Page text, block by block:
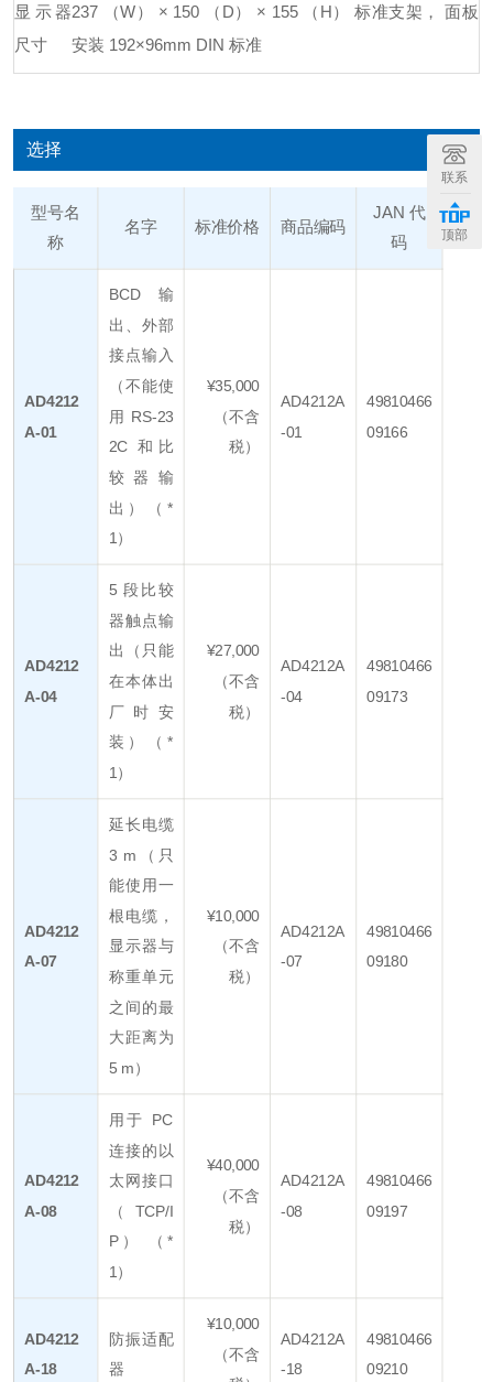
显示器
尺寸
237 （W） × 150 （D） × 155 （H） 标准支架， 面板
安装 192×96mm DIN 标准
选择
型号名
称
名字 标准价格 商品编码
JAN 代
码
AD4212
A-01
BCD 输
出、外部
接点输入
（不能使
用 RS-23
2C 和比
较器输
出）（*
1）
¥35,000
（不含
税）
AD4212A
-01
49810466
09166
AD4212
A-04
5 段比较
器触点输
出（只能
在本体出
厂时安
装）（*
1）
¥27,000
（不含
税）
AD4212A
-04
49810466
09173
AD4212
A-07
延长电缆
3 m（只
能使用一
根电缆，
显示器与
称重单元
之间的最
大距离为
5 m）
¥10,000
（不含
税）
AD4212A
-07
49810466
09180
AD4212
A-08
用于 PC
连接的以
太网接口
（TCP/I
P） （*
1）
¥40,000
（不含
税）
AD4212A
-08
49810466
09197
AD4212
A-18
防振适配
器
¥10,000
（不含
AD4212A
-18
49810466
09210
联系
顶部